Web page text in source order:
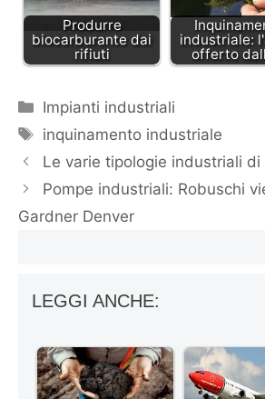
Produrre
biocarburante dai
rifiuti
industriale:
offerto
Categorie
Impianti industriali
Tag
inquinamento industriale
Le varie tipologie industriali di
Pompe industriali: Robuschi
Gardner Denver
LEGGI ANCHE: